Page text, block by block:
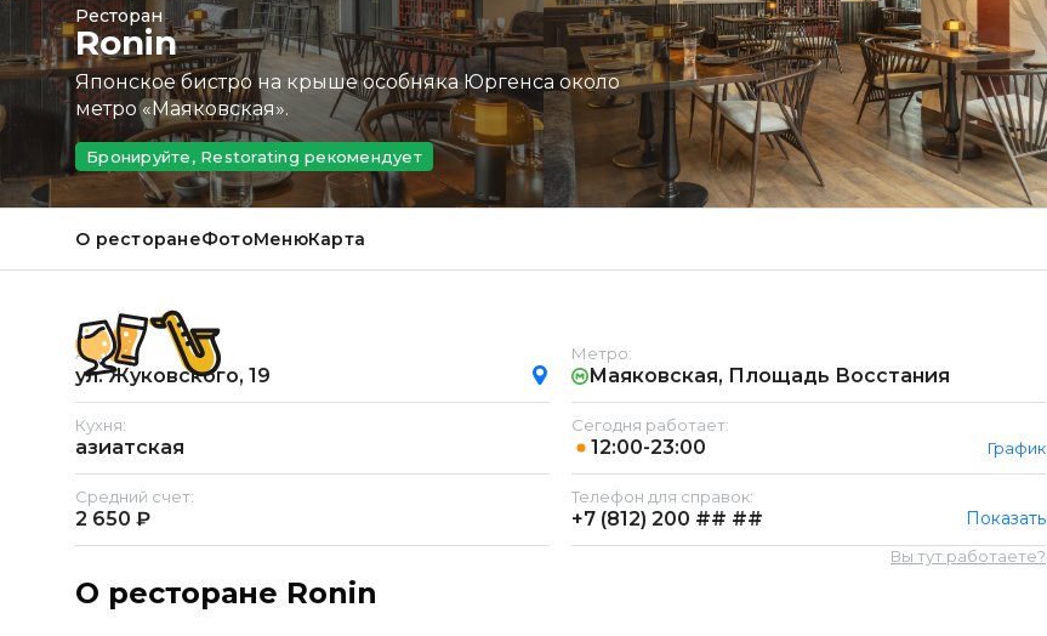
Ресторан
Ronin
Японское бистро на крыше особняка Юргенса около
метро «Маяковская».
Бронируйте, Restorating рекомендует
О ресторанеФотоМенюКарта
Адрес:
ул. Жуковского, 19
Метро:
Маяковская, Площадь Восстания
Кухня:
азиатская
Сегодня работает:
12:00-23:00 График
Средний счет:
2 650 ₽
Телефон для справок:
+7 (812) 200 ## ## Показать
Вы тут работаете?
О ресторане Ronin